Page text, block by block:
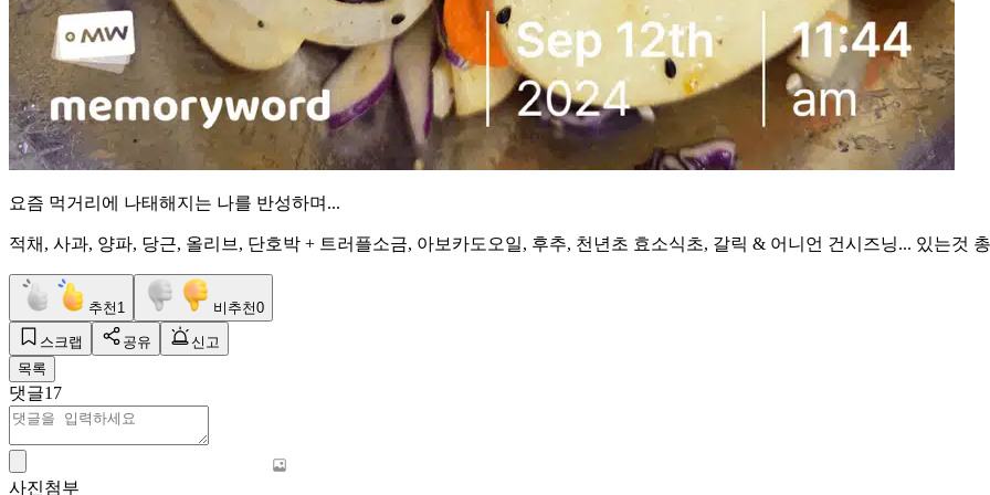
요즘 먹거리에 나태해지는 나를 반성하며...
적채, 사과, 양파, 당근, 올리브, 단호박 + 트러플소금, 아보카도오일, 후추, 천년초 효소식초, 갈릭 & 어니언 건시즈닝... 있는것
추천 1 비추천0
스크랩 공유
신고
목록
댓글17
사진첨부